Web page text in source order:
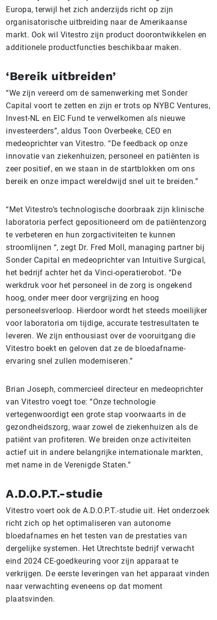
Europa, terwijl het zich anderzijds richt op zijn
organisatorische uitbreiding naar de Amerikaanse
markt. Ook wil Vitestro zijn product doorontwikkelen en
additionele productfuncties beschikbaar maken.
‘Bereik uitbreiden’
“We zijn vereerd om de samenwerking met Sonder
Capital voort te zetten en zijn er trots op NYBC Ventures,
Invest-NL en EIC Fund te verwelkomen als nieuwe
investeerders”, aldus Toon Overbeeke, CEO en
medeoprichter van Vitestro. “De feedback op onze
innovatie van ziekenhuizen, personeel en patiënten is
zeer positief, en we staan in de startblokken om ons
bereik en onze impact wereldwijd snel uit te breiden.”
“Met Vitestro’s technologische doorbraak zijn klinische
laboratoria perfect gepositioneerd om de patiëntenzorg
te verbeteren en hun zorgactiviteiten te kunnen
stroomlijnen “, zegt Dr. Fred Moll, managing partner bij
Sonder Capital en medeoprichter van Intuitive Surgical,
het bedrijf achter het da Vinci-operatierobot. “De
werkdruk voor het personeel in de zorg is ongekend
hoog, onder meer door vergrijzing en hoog
personeelsverloop. Hierdoor wordt het steeds moeilijker
voor laboratoria om tijdige, accurate testresultaten te
leveren. We zijn enthousiast over de vooruitgang die
Vitestro boekt en geloven dat ze de bloedafname-
ervaring snel zullen moderniseren.”
Brian Joseph, commercieel directeur en medeoprichter
van Vitestro voegt toe: “Onze technologie
vertegenwoordigt een grote stap voorwaarts in de
gezondheidszorg, waar zowel de ziekenhuizen als de
patiënt van profiteren. We breiden onze activiteiten
actief uit in andere belangrijke internationale markten,
met name in de Verenigde Staten.”
A.D.O.P.T.-studie
Vitestro voert ook de A.D.O.P.T.-studie uit. Het onderzoek
richt zich op het optimaliseren van autonome
bloedafnames en het testen van de prestaties van
dergelijke systemen. Het Utrechtste bedrijf verwacht
eind 2024 CE-goedkeuring voor zijn apparaat te
verkrijgen. De eerste leveringen van het apparaat vinden
naar verwachting eveneens op dat moment
plaatsvinden.